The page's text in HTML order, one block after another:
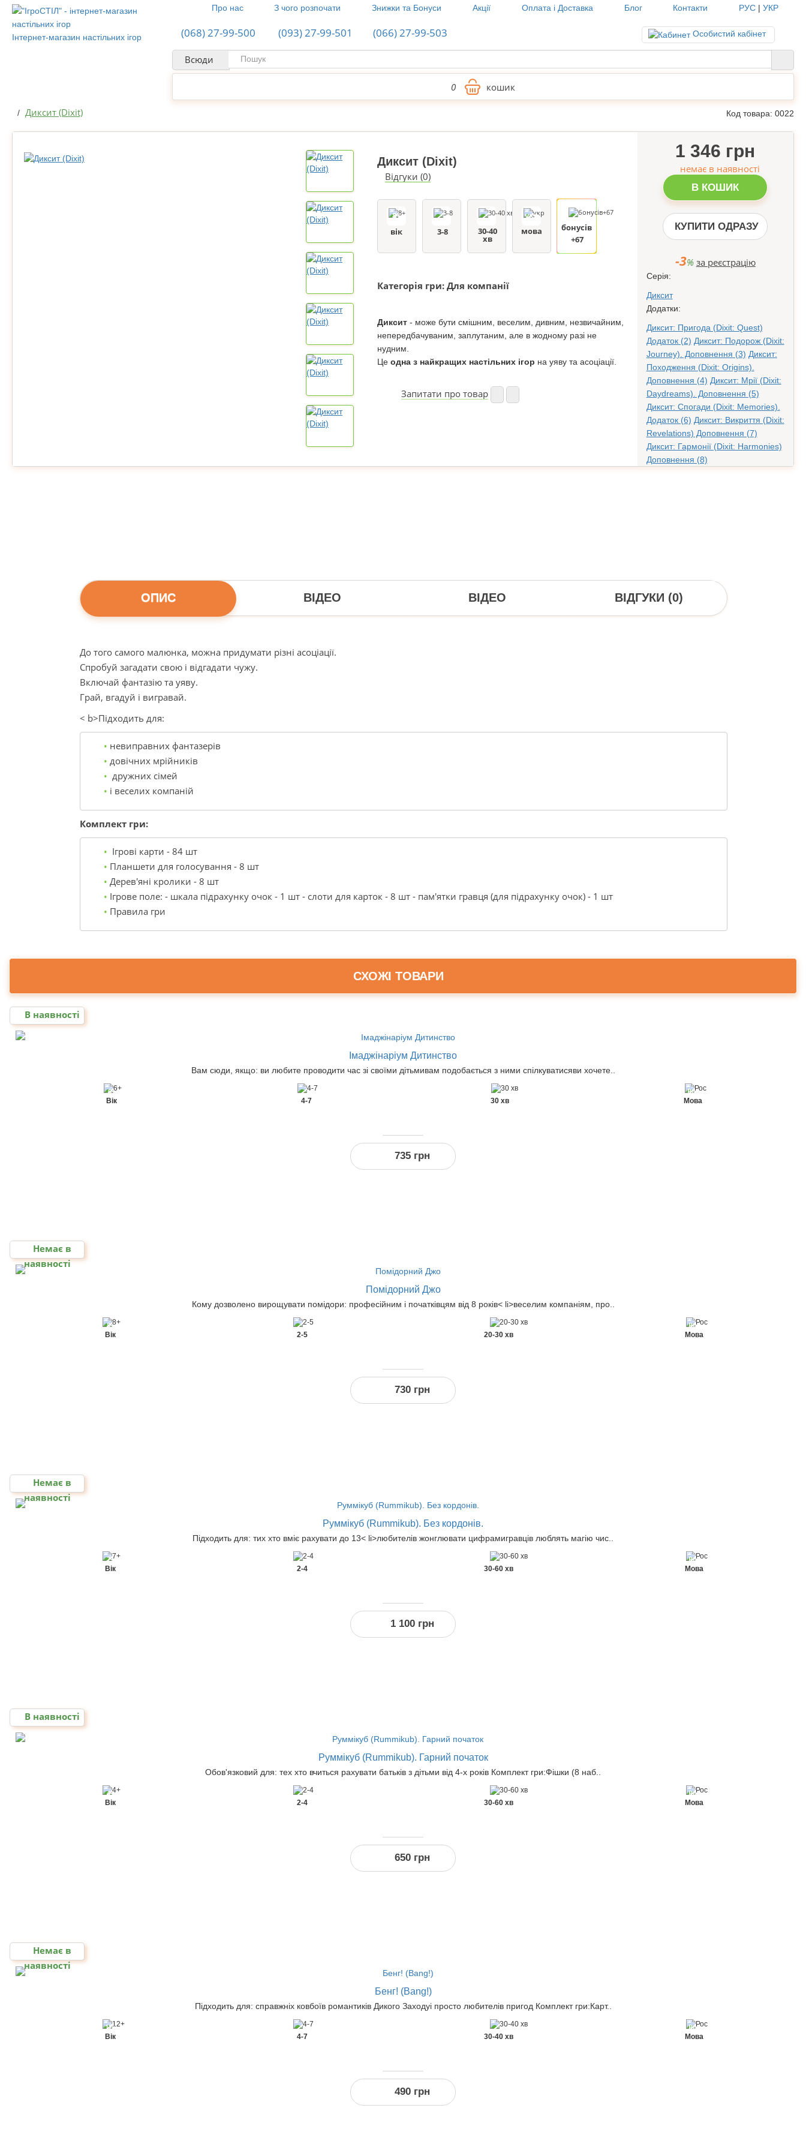
Інтернет-магазин настільних ігор
Про нас З чого розпочати Знижки та Бонуси Акції Оплата і Доставка Блог Контакти РУС | УКР
(068) 27-99-500 (093) 27-99-501 (066) 27-99-503 Особистий кабінет
Всюди
0 кошик
Диксит (Dixit) Код товара: 0022
Диксит (Dixit)
Відгуки (0)
вік
8+
3-8
30-40
хв
мова
укр
бонусів
+67
Категорія гри: Для компанії
Диксит- може бути смішним, веселим, дивним, незвичайним,
непередбачуваним, заплутаним, але в жодному разі не
нудним.
Це одна з найкращих настільних ігор на уяву та асоціації.
Запитати про товар
немає в наявності
1 346 грн
В КОШИК
КУПИТИ ОДРАЗУ
-3% за реєстрацію
Серія:
Диксит
Додатки:
Диксит: Пригода (Dixit: Quest)
Додаток (2) Диксит: Подорож (Dixit:
Journey). Доповнення (3) Диксит:
Походження (Dixit: Origins).
Доповнення (4) Диксит: Мрії (Dixit:
Daydreams). Доповнення (5)
Диксит: Спогади (Dixit: Memories).
Додаток (6) Диксит: Викриття (Dixit:
Revelations) Доповнення (7)
Диксит: Гармонії (Dixit: Harmonies)
Доповнення (8)
ОПИС ВІДЕО ВІДЕО ВІДГУКИ (0)
До того самого малюнка, можна придумати різні асоціації.
Спробуй загадати свою і відгадати чужу.
Включай фантазію та уяву.
Грай, вгадуй і вигравай.
< b>Підходить для:
невиправних фантазерів
довічних мрійників
дружних сімей
і веселих компаній
Комплект гри:
Ігрові карти - 84 шт
Планшети для голосування - 8 шт
Дерев'яні кролики - 8 шт
Ігрове поле: - шкала підрахунку очок - 1 шт - слоти для карток - 8 шт - пам'ятки гравця (для підрахунку очок) - 1 шт
Правила гри
СХОЖІ ТОВАРИ
В наявності
Імаджінаріум Дитинство
Вам сюди, якщо: ви любите проводити час зі своїми дітьмивам подобається з ними спілкуватисяви хочете..
Вік
6+
4-7 30 хв Мова
Рос
735 грн
Немає в
наявності
Помідорний Джо
Кому дозволено вирощувати помідори: професійним і початківцям від 8 років< li>веселим компаніям, про..
Вік
8+
2-5 20-30 хв Мова
Рос
730 грн
Немає в
наявності
Руммікуб (Rummikub). Без кордонів.
Підходить для: тих хто вміє рахувати до 13< li>любителів жонглювати цифрамигравців люблять магію чис..
Вік
7+
2-4 30-60 хв Мова
Рос
1 100 грн
В наявності
Руммікуб (Rummikub). Гарний початок
Обов'язковий для: тех хто вчиться рахувати батьків з дітьми від 4-х років Комплект гри:Фішки (8 наб..
Вік
4+
2-4 30-60 хв Мова
Рос
650 грн
Немає в
наявності
Бенг! (Bang!)
Підходить для: справжніх ковбоїв романтиків Дикого Заходуі просто любителів пригод Комплект гри:Карт..
Вік
12+
4-7 30-40 хв Мова
Рос
490 грн